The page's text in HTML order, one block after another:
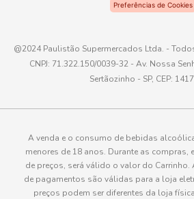
E-mail
Preferências de Cookies
@2024 Paulistão Supermercados Ltda. -
CNPJ: 71.322.150/0039-32 - Av. Nossa
Sertãozinho - SP, CEP:
A venda e o consumo de bebidas
menores de 18 anos. Durante as compras,
de preços, será válido o valor do Carrinho.
de pagamentos são válidas para a loja
preços podem ser diferentes da loja